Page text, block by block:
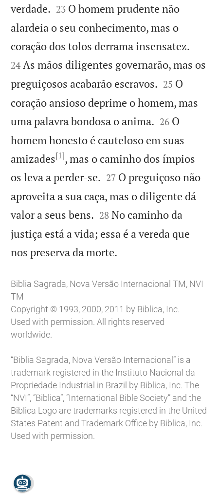
verdade. 

23 O homem prudente não
alardeia o seu conhecimento, mas o
coração dos tolos derrama insensatez.
24 As mãos diligentes governarão, mas os
preguiçosos acabarão escravos. 

25 O
coração ansioso deprime o homem, mas
uma palavra bondosa o anima. 

26 O
homem honesto é cauteloso em suas
amizades[1], mas o caminho dos ímpios
os leva a perder-se. 

27 O preguiçoso não
aproveita a sua caça, mas o diligente dá
valor a seus bens. 

28 No caminho da
justiça está a vida; essa é a vereda que
nos preserva da morte.
Biblia Sagrada, Nova Versão Internacional TM, NVI
TM
Copyright © 1993, 2000, 2011 by Biblica, Inc.
Used with permission. All rights reserved
worldwide.
“Biblia Sagrada, Nova Versão Internacional” is a
trademark registered in the Instituto Nacional da
Propriedade Industrial in Brazil by Biblica, Inc. The
“NVI”, “Biblica”, “International Bible Society” and the
Biblica Logo are trademarks registered in the United
States Patent and Trademark Office by Biblica, Inc.
Used with permission.